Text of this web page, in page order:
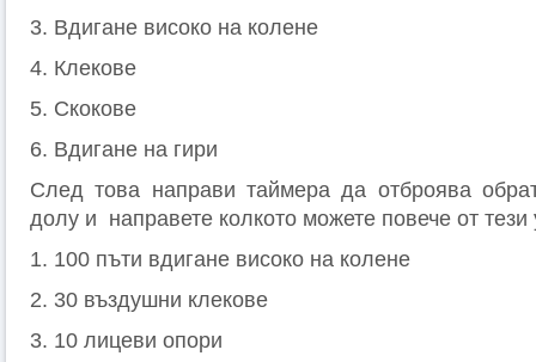
3. Вдигане високо на колене
4. Клекове
5. Скокове
6. Вдигане на гири
След това направи таймера да отброява
долу и направете колкото можете повече от
1. 100 пъти вдигане високо на колене
2. 30 въздушни клекове
3. 10 лицеви опори